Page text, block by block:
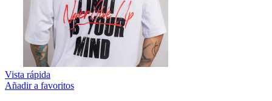
Vista rápida
Añadir a favoritos